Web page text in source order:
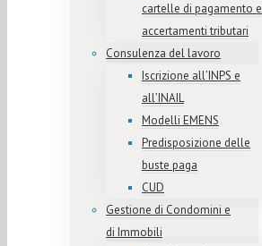
cartelle di pagamento e
accertamenti tributari
Consulenza del lavoro
Iscrizione all’INPS e
all’INAIL
Modelli EMENS
Predisposizione delle
buste paga
CUD
Gestione di Condomini e
di Immobili